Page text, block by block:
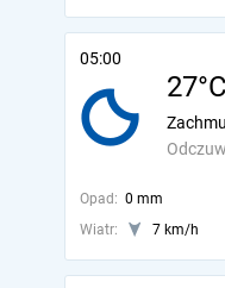
05:00
27°C
Opad: 0 mm
Wiatr:
7 km/h